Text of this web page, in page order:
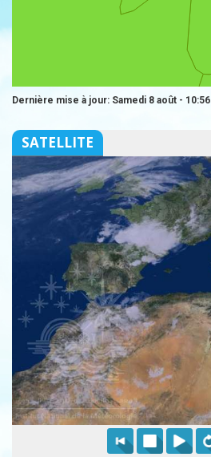
Dernière mise à jour: Samedi 8 août - 10:56
SATELLITE